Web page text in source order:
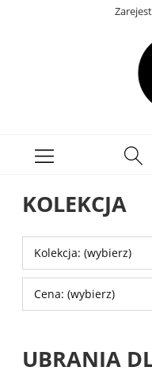
KOLEKCJA
Kolekcja: (wybierz)
Cena: (wybierz)
UBRANIA